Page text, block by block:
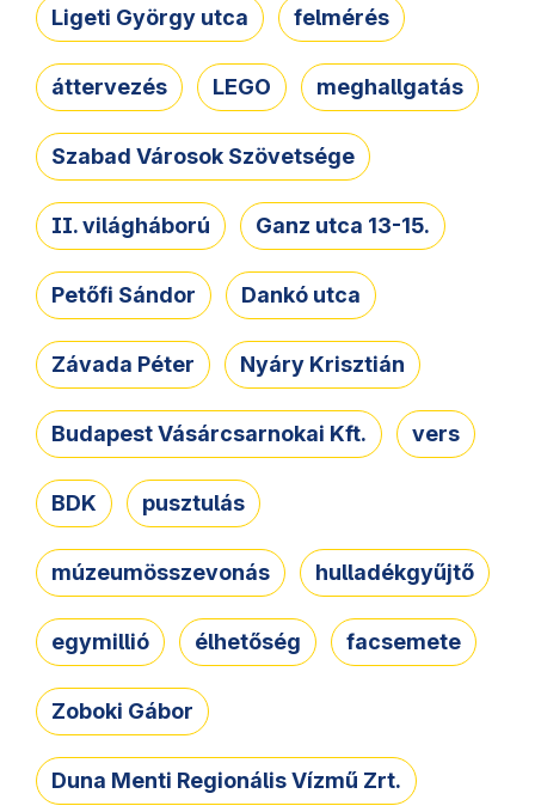
Ligeti György utca felmérés
áttervezés LEGO meghallgatás
Szabad Városok Szövetsége
II. világháború Ganz utca 13-15.
Petőfi Sándor Dankó utca
Závada Péter Nyáry Krisztián
Budapest Vásárcsarnokai Kft. vers
BDK pusztulás
múzeumösszevonás hulladékgyűjtő
egymillió élhetőség facsemete
Zoboki Gábor
Duna Menti Regionális Vízmű Zrt.